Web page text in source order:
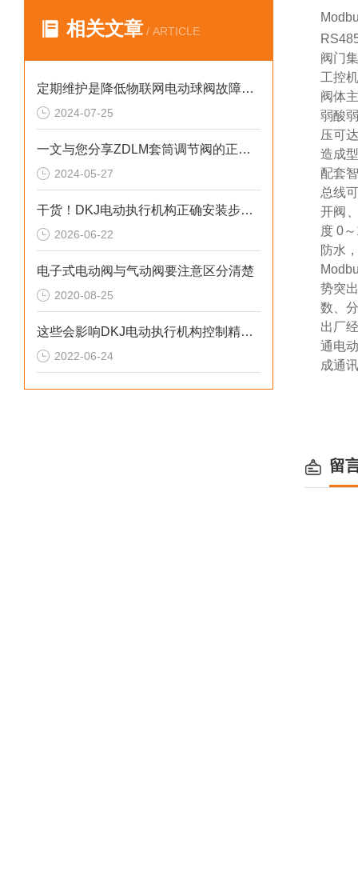
相关文章 / ARTICLE
定期维护是降低物联网电动球阀故障率的关键方法
2024-07-25
一文与您分享ZDLM套筒调节阀的正确安装步骤及要点
2024-05-27
干货！DKJ电动执行机构正确安装步骤全指南
2026-06-22
电子式电动阀与气动阀要注意区分清楚
2020-08-25
这些会影响DKJ电动执行机构控制精度的原因您知道吗？
2022-06-24
阀门
工控
阀体
弱酸
压可
造成
配套
总线
开阀
度 0
防水
势突
数、
出厂
通电
成通
留